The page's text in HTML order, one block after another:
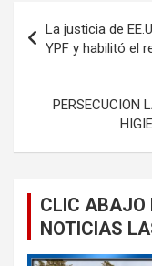
de
entradas
La justicia de
YPF y habilitó el
PERSECUCION
CLIC ABAJO
NOTICIAS